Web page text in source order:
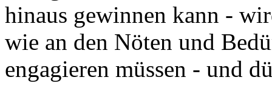
hinaus gewinnen kann -
wie an den Nöten und
engagieren müssen - und